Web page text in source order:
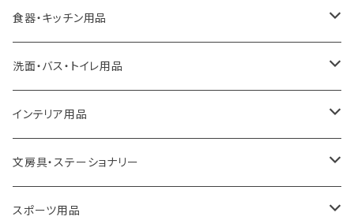
ideaco
a.depeche
ROOTOTE
100percent
藤田金属
エコバッグ
アクセサリー
トートバッグ
保冷バッグ
リュックサック
食器・キッチン用品
キッチンラック
キッチンペーパーホルダー
食器・テーブルウェア
ゴミ箱
洗面・バス・トイレ用品
洗面用品
掃除・洗濯用品
トイレ用品
インテリア用品
アイロン台
アクセサリー収納
文房具・ステーショナリー
筆記具・ペン
スポーツ用品